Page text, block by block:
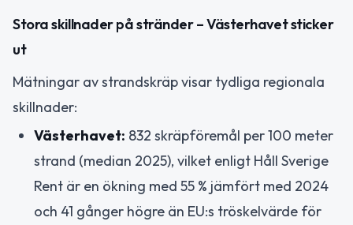
Stora skillnader på stränder – Västerhavet sticker
ut
Mätningar av strandskräp visar tydliga regionala
skillnader:
Västerhavet: 832 skräpföremål per 100 meter
strand (median 2025), vilket enligt Håll Sverige
Rent är en ökning med 55 % jämfört med 2024
och 41 gånger högre än EU:s tröskelvärde för